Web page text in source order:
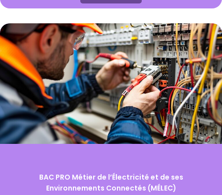
BAC PRO Métier de l’Électricité et de ses
Environnements Connectés (MÉLEC)